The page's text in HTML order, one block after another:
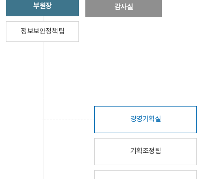
부원장
정보보안정책팀
감사실
경영기획실
기획조정팀